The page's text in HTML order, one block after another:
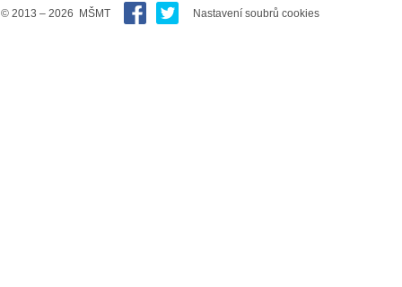
© 2013 – 2026 MŠMT Nastavení soubrů cookies